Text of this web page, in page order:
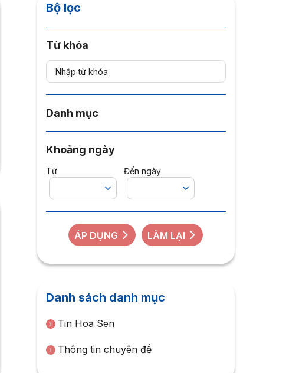
Bộ lọc
Từ khóa
Danh mục
Khoảng ngày
Từ Đến ngày
ÁP DỤNG LÀM LẠI
Danh sách danh mục
Tin Hoa Sen
Thông tin chuyên đề